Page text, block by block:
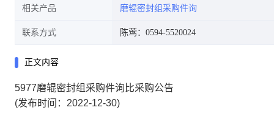
相关产品 磨辊密封组采购件询
联系方式 陈莺：0594-5520024
正文内容
5977磨辊密封组采购件询比采购公告
(发布时间：2022-12-30)